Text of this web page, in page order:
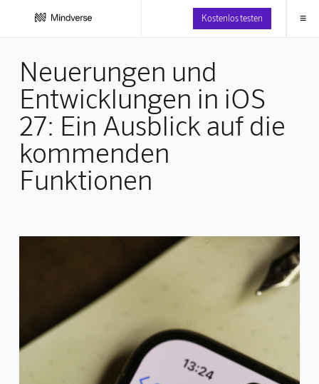
Kostenlos testen ≡
Neuerungen und
Entwicklungen in iOS
27: Ein Ausblick auf die
kommenden
Funktionen